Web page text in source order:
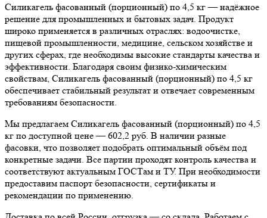
Силикагель фасованный (порционный) по 4,5 кг — надёжное
решение для промышленных и бытовых задач. Продукт
широко применяется в различных отраслях: водоочистке,
пищевой промышленности, медицине, сельском хозяйстве и
других сферах, где необходимы высокие стандарты качества и
эффективности. Благодаря своим физико-химическим
свойствам, Силикагель фасованный (порционный) по 4,5 кг
обеспечивает стабильный результат и отвечает современным
требованиям безопасности.
Мы предлагаем Силикагель фасованный (порционный) по 4,5
кг по доступной цене — 602,2 руб. В наличии разные
фасовки, что позволяет подобрать оптимальный объём под
конкретные задачи. Все партии проходят контроль качества и
соответствуют актуальным ГОСТам и ТУ. При необходимости
предоставим паспорт безопасности, сертификаты и
рекомендации по применению.